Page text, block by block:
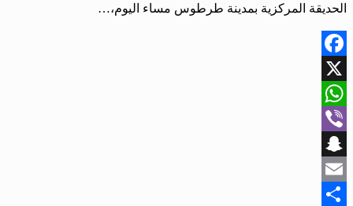
الحديقة المركزية بمدينة طرطوس مساء اليوم،…
Facebook
X
WhatsApp
Viber
Snapchat
Email